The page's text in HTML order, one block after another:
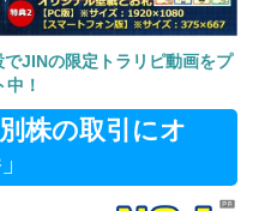
JINの限定トラリピ動画をプ
中！
株の取引にオ
」